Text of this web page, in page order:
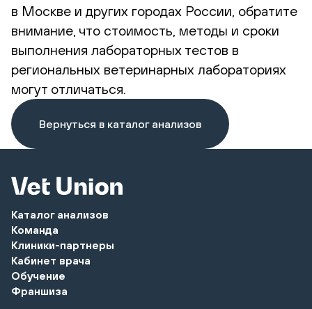
в Москве и других городах России, обратите
внимание, что стоимость, методы и сроки
выполнения лабораторных тестов в
региональных ветеринарных лабораториях
могут отличаться.
Вернуться в каталог анализов
Каталог анализов
Команда
Клиники-партнеры
Кабинет врача
Обучение
Франшиза